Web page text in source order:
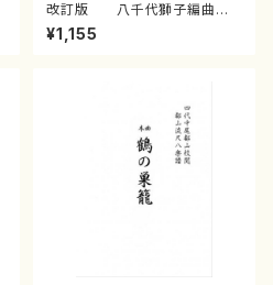
改訂版 八千代獅子編曲
（編曲八千代獅子）(/宮城道
雄/楽譜）
¥1,155